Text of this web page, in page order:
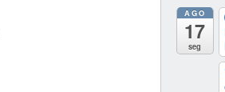
AGO
17
seg